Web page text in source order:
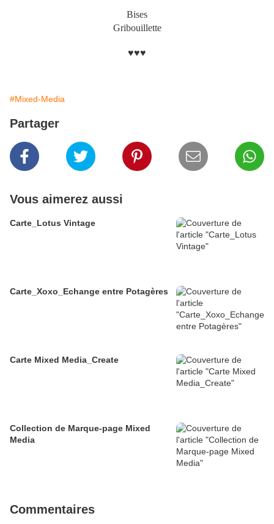
Bises
Gribouillette
♥♥♥
#Mixed-Media
Partager
Vous aimerez aussi
Carte_Lotus Vintage
Carte_Xoxo_Echange entre Potagères
Carte Mixed Media_Create
Collection de Marque-page Mixed
Media
Commentaires